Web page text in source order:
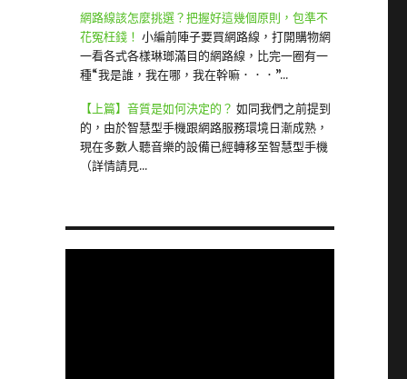
網路線該怎麼挑選？把握好這幾個原則，包準不
花冤枉錢！ 小編前陣子要買網路線，打開購物網
一看各式各樣琳瑯滿目的網路線，比完一圈有一
種“我是誰，我在哪，我在幹嘛．．．”...
【上篇】音質是如何決定的？ 如同我們之前提到
的，由於智慧型手機跟網路服務環境日漸成熟，
現在多數人聽音樂的設備已經轉移至智慧型手機
（詳情請見...